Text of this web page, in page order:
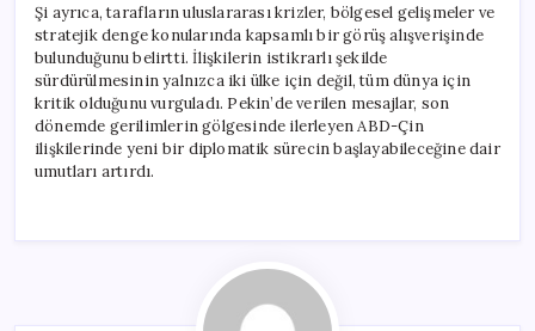
Şi ayrıca, tarafların uluslararası krizler, bölgesel gelişmeler ve
stratejik denge konularında kapsamlı bir görüş alışverişinde
bulunduğunu belirtti. İlişkilerin istikrarlı şekilde
sürdürülmesinin yalnızca iki ülke için değil, tüm dünya için
kritik olduğunu vurguladı. Pekin’de verilen mesajlar, son
dönemde gerilimlerin gölgesinde ilerleyen ABD-Çin
ilişkilerinde yeni bir diplomatik sürecin başlayabileceğine dair
umutları artırdı.